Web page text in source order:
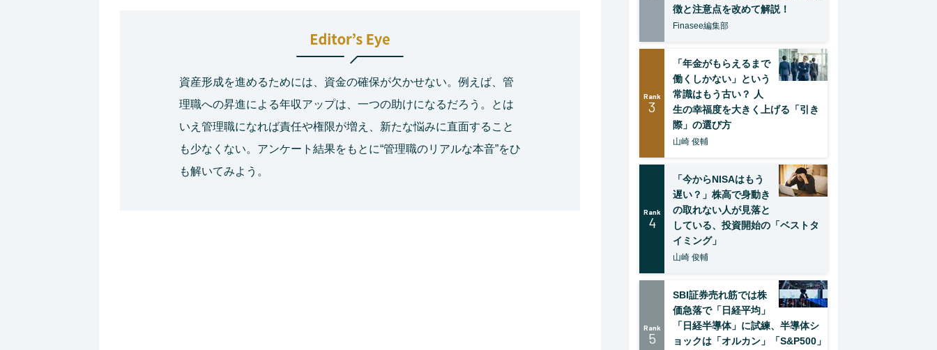
資産形成を進めるためには、資金の確保が欠かせない。例えば、管
理職への昇進による年収アップは、一つの助けになるだろう。とは
いえ管理職になれば責任や権限が増え、新たな悩みに直面すること
も少なくない。アンケート結果をもとに“管理職のリアルな本音”をひ
も解いてみよう。
徴と注意点を改めて解説！
Finasee編集部
Rank
3
「年金がもらえるまで
働くしかない」という
常識はもう古い？ 人
生の幸福度を大きく上げる「引き
際」の選び方
山崎 俊輔
Rank
4
「今からNISAはもう
遅い？」株高で身動き
の取れない人が見落と
している、投資開始の「ベストタ
イミング」
山崎 俊輔
Rank
5
SBI証券売れ筋では株
価急落で「日経平均」
「日経半導体」に試練、半導体シ
ョックは「オルカン」「S&P500」